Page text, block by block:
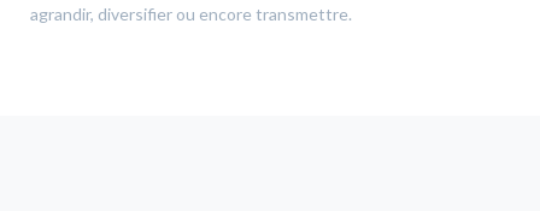
agrandir, diversifier ou encore transmettre.